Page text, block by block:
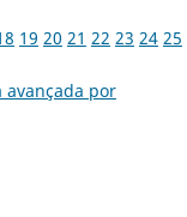
19 20 21 22 23 24 25
por